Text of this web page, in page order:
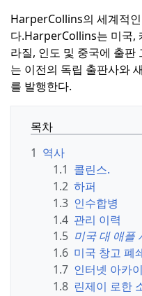
HarperCollins의 세계적
다.HarperCollins는 미국,
라질, 인도 및 중국에 출판
는 이전의 독립 출판사와
를 발행한다.
목차
1 역사
1.1 콜린스.
1.2 하퍼
1.3 인수합병
1.4 관리 이력
1.5 미국 대 애플
1.6 미국 창고 폐
1.7 인터넷 아카
1.8 린제이 로한